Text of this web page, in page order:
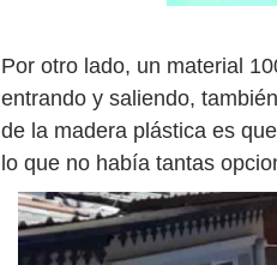
Por otro lado, un material
entrando y saliendo,
de la madera plástica es
lo que no había tantas